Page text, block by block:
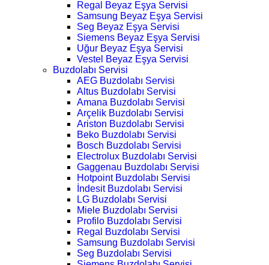
Regal Beyaz Eşya Servisi
Samsung Beyaz Eşya Servisi
Seg Beyaz Eşya Servisi
Siemens Beyaz Eşya Servisi
Uğur Beyaz Eşya Servisi
Vestel Beyaz Eşya Servisi
Buzdolabı Servisi
AEG Buzdolabı Servisi
Altus Buzdolabı Servisi
Amana Buzdolabı Servisi
Arçelik Buzdolabı Servisi
Ariston Buzdolabı Servisi
Beko Buzdolabı Servisi
Bosch Buzdolabı Servisi
Electrolux Buzdolabı Servisi
Gaggenau Buzdolabı Servisi
Hotpoint Buzdolabı Servisi
İndesit Buzdolabı Servisi
LG Buzdolabı Servisi
Miele Buzdolabı Servisi
Profilo Buzdolabı Servisi
Regal Buzdolabı Servisi
Samsung Buzdolabı Servisi
Seg Buzdolabı Servisi